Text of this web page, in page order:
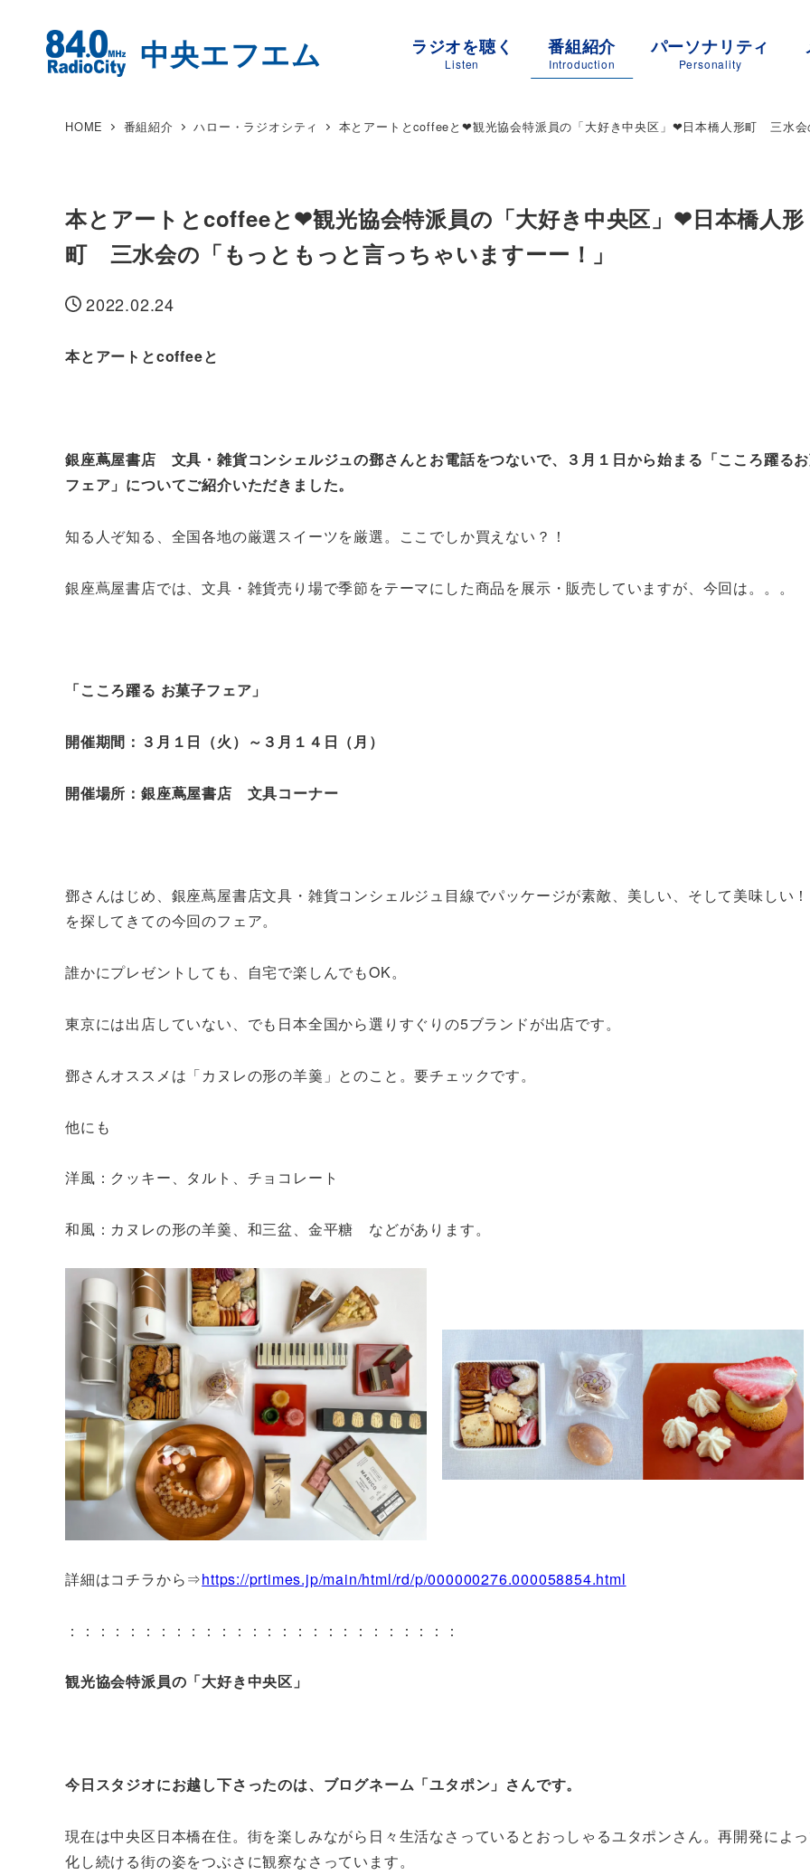
ラジオを聴く
Listen
番組紹介
Introduction
パーソナリティ
Personality
HOME 番組紹介 ハロー・ラジオシティ 本とアートとcoffeeと❤観光協会特派員の「大好き中央区」❤日本橋人形町 三水
本とアートとcoffeeと❤観光協会特派員の「大好き中央区」❤日本橋人形
町 三水会の「もっともっと言っちゃいますーー！」
投稿日
2022.02.24
本とアートとcoffeeと
銀座蔦屋書店 文具・雑貨コンシェルジュの鄧さんとお電話をつないで、３月１日から始まる「こころ躍る
フェア」についてご紹介いただきました。
知る人ぞ知る、全国各地の厳選スイーツを厳選。ここでしか買えない？！
銀座蔦屋書店では、文具・雑貨売り場で季節をテーマにした商品を展示・販売していますが、今回は。。。
「こころ躍る お菓子フェア」
開催期間：３月１日（火）～３月１４日（月）
開催場所：銀座蔦屋書店 文具コーナー
鄧さんはじめ、銀座蔦屋書店文具・雑貨コンシェルジュ目線でパッケージが素敵、美しい、そして美味しい
を探してきての今回のフェア。
誰かにプレゼントしても、自宅で楽しんでもOK。
東京には出店していない、でも日本全国から選りすぐりの5ブランドが出店です。
鄧さんオススメは「カヌレの形の羊羹」とのこと。要チェックです。
他にも
洋風：クッキー、タルト、チョコレート
和風：カヌレの形の羊羹、和三盆、金平糖 などがあります。
詳細はコチラから⇒https://prtimes.jp/main/html/rd/p/000000276.000058854.html
：：：：：：：：：：：：：：：：：：：：：：：：：：
観光協会特派員の「大好き中央区」
今日スタジオにお越し下さったのは、ブログネーム「ユタポン」さんです。
現在は中央区日本橋在住。街を楽しみながら日々生活なさっているとおっしゃるユタポンさん。再開発によ
化し続ける街の姿をつぶさに観察なさっています。